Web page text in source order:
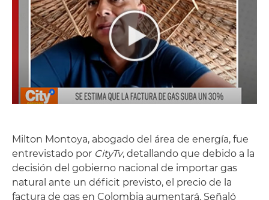
Milton Montoya, abogado del área de energía, fue
entrevistado por CityTv, detallando que debido a la
decisión del gobierno nacional de importar gas
natural ante un déficit previsto, el precio de la
factura de gas en Colombia aumentará. Señaló